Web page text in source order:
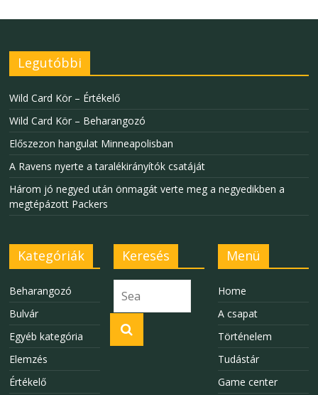
Legutóbbi
Wild Card Kör – Értékelő
Wild Card Kör – Beharangozó
Előszezon hangulat Minneapolisban
A Ravens nyerte a taralékirányítók csatáját
Három jó negyed után önmagát verte meg a negyedikben a
megtépázott Packers
Kategóriák
Beharangozó
Bulvár
Egyéb kategória
Elemzés
Értékelő
Keresés Menü
Home
A csapat
Történelem
Tudástár
Game center